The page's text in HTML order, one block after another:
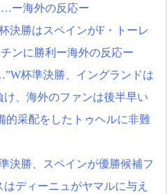
…ー海外の反応ー
決勝はスペインがF・トーレ
ンに勝利ー海外の反応ー
杯準決勝、イングランドは
、海外のファンは後半早い
的采配をしたトゥヘルに非難
決勝、スペインが優勝候補フ
ディーニュがヤマルに与え